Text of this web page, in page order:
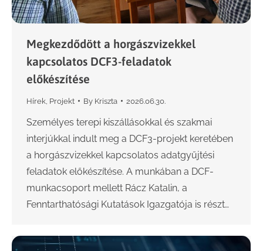
Megkezdődött a horgászvizekkel
kapcsolatos DCF3-feladatok
előkészítése
Hírek Projekt By Kriszta 2026.06.30.
Személyes terepi kiszállásokkal és szakmai
interjúkkal indult meg a DCF3-projekt keretében
a horgászvizekkel kapcsolatos adatgyűjtési
feladatok előkészítése. A munkában a DCF-
munkacsoport mellett Rácz Katalin, a
Fenntarthatósági Kutatások Igazgatója is részt…